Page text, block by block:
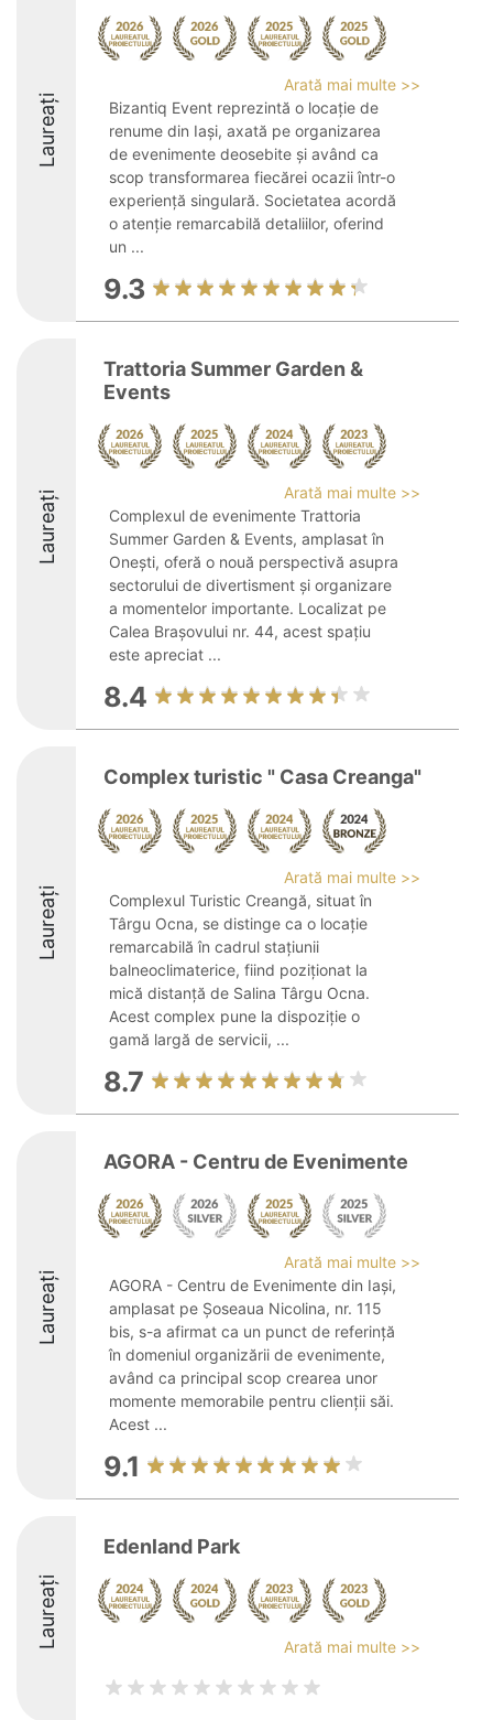
Laureați
Arată mai multe >>
Bizantiq Event reprezintă o locație de
renume din Iași, axată pe organizarea
de evenimente deosebite și având ca
scop transformarea fiecărei ocazii într-o
experiență singulară. Societatea acordă
o atenție remarcabilă detaliilor, oferind
un ...
9.3
Laureați
Trattoria Summer Garden &
Events
Arată mai multe >>
Complexul de evenimente Trattoria
Summer Garden & Events, amplasat în
Onești, oferă o nouă perspectivă asupra
sectorului de divertisment și organizare
a momentelor importante. Localizat pe
Calea Brașovului nr. 44, acest spațiu
este apreciat ...
8.4
Laureați
Complex turistic " Casa Creanga"
Arată mai multe >>
Complexul Turistic Creangă, situat în
Târgu Ocna, se distinge ca o locație
remarcabilă în cadrul stațiunii
balneoclimaterice, fiind poziționat la
mică distanță de Salina Târgu Ocna.
Acest complex pune la dispoziție o
gamă largă de servicii, ...
8.7
Laureați
AGORA - Centru de Evenimente
Arată mai multe >>
AGORA - Centru de Evenimente din Iași,
amplasat pe Șoseaua Nicolina, nr. 115
bis, s-a afirmat ca un punct de referință
în domeniul organizării de evenimente,
având ca principal scop crearea unor
momente memorabile pentru clienții săi.
Acest ...
9.1
Laureați
Edenland Park
Arată mai multe >>